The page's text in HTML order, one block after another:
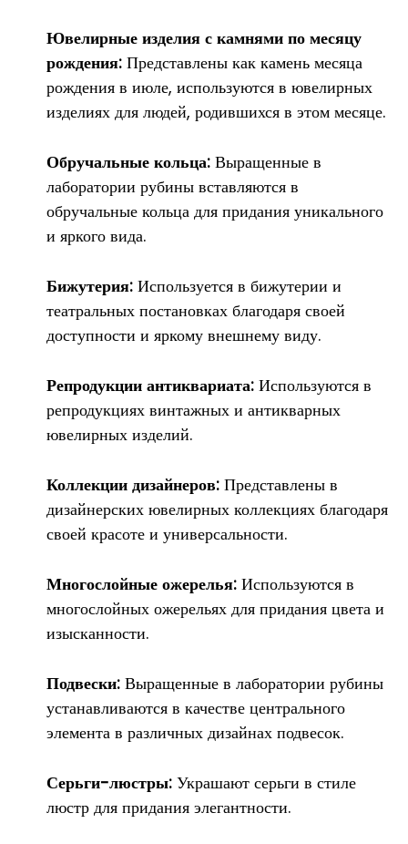
Ювелирные изделия с камнями по месяцу
рождения:Представлены как камень месяца
рождения в июле, используются в ювелирных
изделиях для людей, родившихся в этом месяце.
Обручальные кольца:Выращенные в
лаборатории рубины вставляются в
обручальные кольца для придания уникального
и яркого вида.
Бижутерия:Используется в бижутерии и
театральных постановках благодаря своей
доступности и яркому внешнему виду.
Репродукции антиквариата:Используются в
репродукциях винтажных и антикварных
ювелирных изделий.
Коллекции дизайнеров:Представлены в
дизайнерских ювелирных коллекциях благодаря
своей красоте и универсальности.
Многослойные ожерелья:Используются в
многослойных ожерельях для придания цвета и
изысканности.
Подвески:Выращенные в лаборатории рубины
устанавливаются в качестве центрального
элемента в различных дизайнах подвесок.
Серьги-люстры:Украшают серьги в стиле
люстр для придания элегантности.